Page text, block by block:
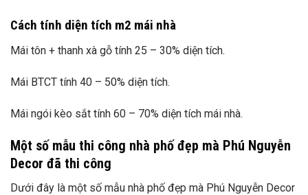
Cách tính diện tích m2 mái nhà
Mái tôn + thanh xà gỗ tính 25 – 30% diện tích.
Mái BTCT tính 40 – 50% diện tích.
Mái ngói kèo sắt tính 60 – 70% diện tích mái nhà.
Một số mẫu thi công nhà phố đẹp mà Phú Nguyễn
Decor đã thi công
Dưới đây là một số mẫu nhà phố đẹp mà Phú Nguyễn Decor